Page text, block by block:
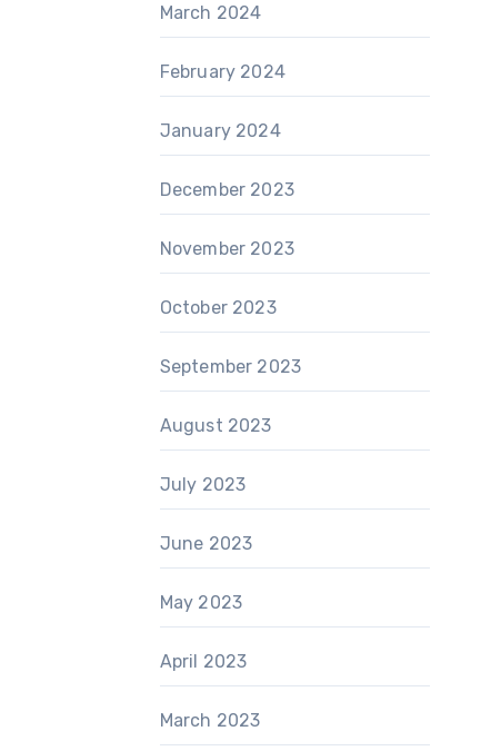
March 2024
February 2024
January 2024
December 2023
November 2023
October 2023
September 2023
August 2023
July 2023
June 2023
May 2023
April 2023
March 2023